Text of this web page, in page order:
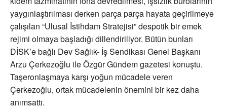
yaygınlaştırılması derken parça parça hayata geçirilmeye
çalışılan “Ulusal İstihdam Stratejisi” despotik bir emek
rejimi olmaya başladığı dillendiriliyor. Bütün bunları
DİSK’e bağlı Dev Sağlık- İş Sendikası Genel Başkanı
Arzu Çerkezoğlu ile Özgür Gündem gazetesi konuştu.
Taşeronlaşmaya karşı yoğun mücadele veren
Çerkezoğlu, ortak mücadelenin önemini bir kez daha
anımsattı.